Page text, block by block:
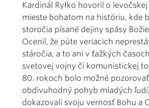
Kardinál Ryłko hovoril o
mieste bohatom na históriu, kde
storočia písané dejiny spásy
Ocenil, že púte veriacich
stáročia, a to ani v ťažkých
svetovej vojny či komunistickej
80. rokoch bolo možné pozorovať
obdivuhodný pohyb mladých
dokazovali svoju vernosť Bohu a